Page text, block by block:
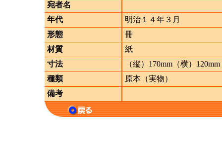
宛者名
年代
明治１４年３月
形態
冊
材質
紙
寸法
（縦）170mm（横）120mm
種類
原本（実物）
備考